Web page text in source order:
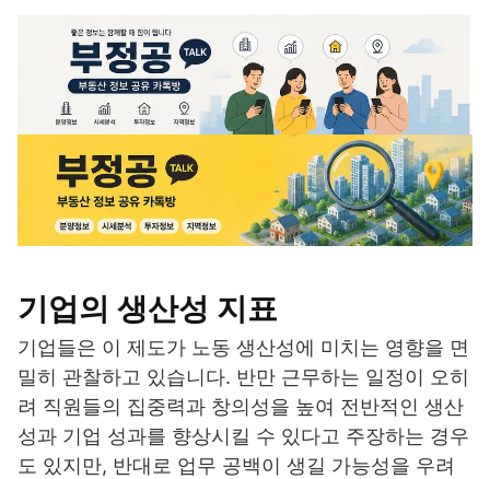
기업의 생산성 지표
기업들은 이 제도가 노동 생산성에 미치는 영향을 면
밀히 관찰하고 있습니다. 반만 근무하는 일정이 오히
려 직원들의 집중력과 창의성을 높여 전반적인 생산
성과 기업 성과를 향상시킬 수 있다고 주장하는 경우
도 있지만, 반대로 업무 공백이 생길 가능성을 우려